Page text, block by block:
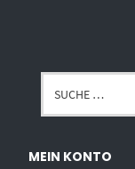
MEIN KONTO